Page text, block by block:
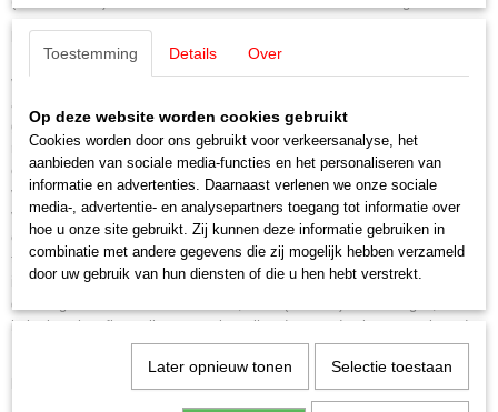
Model:
Met digitale mfx+ decoder en uitgebreide licht- en geluidsfuncties.
In de ketel ingebouwde geregelde hoogvermogens aandrijving met
vliegwiel. één aangedreven as en twee assen die via koppelstangen
aangedreven worden. Met antislip banden. Locomotief en tender zijn
grotendeels van metaal gemaakt. Standaard voorzien van een
rookgenerator met dynamische, snelheidsafhankelijke, rookuitstoot. Met
een tweepunts frontsein dat digitaal bediend kan worden. Verder zijnde
verlichting in het machinistenhuis en het flakkeren van het vuur in de
vuurkist digitaal te bedienen. Verlichting met onderhoudsvrije warm-witte
en rode lichtdiodes (LED). Met buffercondensator. Tussen locomotief en
tender een verstelbare meeverende koppeling. Meeverende kortkoppeling
in NEM schacht aan de tender. De locomotief rijdt zonder beperkingen
door bogen met een radius van 437,5 mm (radius 2). Remslangen,
imitatie schroefkoppelingen en signaalhouders worden los meegeleverd.
Lengte over de buffers ca. 28,4 cm.
Toestemming Details Over
Op deze website worden cookies gebruikt
Cookies worden door ons gebruikt voor verkeersanalyse, het
aanbieden van sociale media-functies en het personaliseren van
informatie en advertenties. Daarnaast verlenen we onze sociale
media-, advertentie- en analysepartners toegang tot informatie over
hoe u onze site gebruikt. Zij kunnen deze informatie gebruiken in
combinatie met andere gegevens die zij mogelijk hebben verzameld
door uw gebruik van hun diensten of die u hen hebt verstrekt.
Later opnieuw tonen Selectie toestaan